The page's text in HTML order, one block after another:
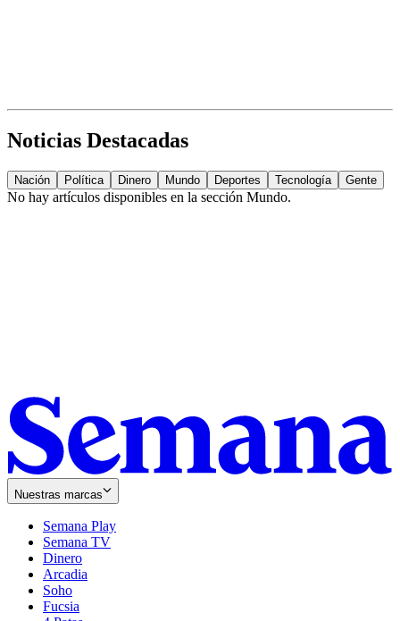
Noticias Destacadas
Nación Política Dinero Mundo Deportes Tecnología Gente
No hay artículos disponibles en la sección Mundo.
Nuestras marcas
Semana Play
Semana TV
Dinero
Arcadia
Soho
in
Fucsia